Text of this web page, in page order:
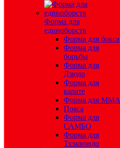
Форма для
единоборств
Форма для бокса
Форма для
борьбы
Форма для
Дзюдо
Форма для
карате
Форма для MMA
Пояса
Форма для
САМБО
Форма для
Тхэквондо